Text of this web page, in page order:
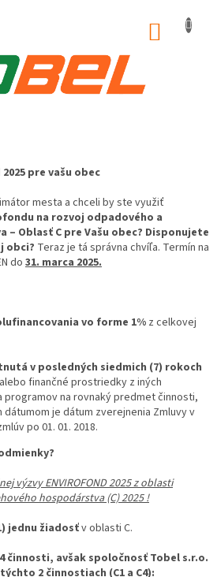
pre vašu obec
mesta a chceli by ste využiť
na rozvoj odpadového a
Oblasť C pre Vašu obec? Disponujete
obci? Teraz je tá správna chvíľa. Termín na
do 31. marca 2025.
vo forme 1% z celkovej
v posledných siedmich (7) rokoch
finančné prostriedky z iných
programov na rovnaký predmet činnosti,
je dátum zverejnenia Zmluvy v
po 01. 01. 2018.
výzvy ENVIROFOND 2025 z oblasti
hospodárstva (C) 2025 !
jednu žiadosťv oblasti C.
činnosti, avšak spoločnosť Tobel s.r.o.
2 činnostiach (C1 a C4):